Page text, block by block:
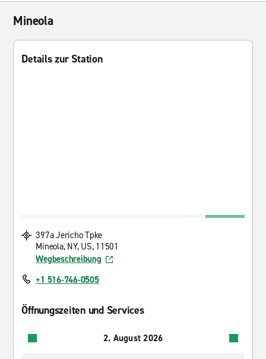
Mineola
Details zur Station
397a Jericho Tpke
Mineola, NY, US, 11501
Wegbeschreibung
+1 516-746-0505
Öffnungszeiten und Services
2. August 2026